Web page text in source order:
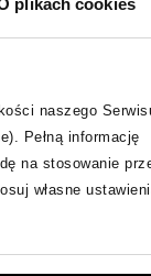
naszego
Pełną informację
na stosowanie
własne